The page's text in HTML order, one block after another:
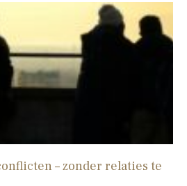
– zonder relaties te